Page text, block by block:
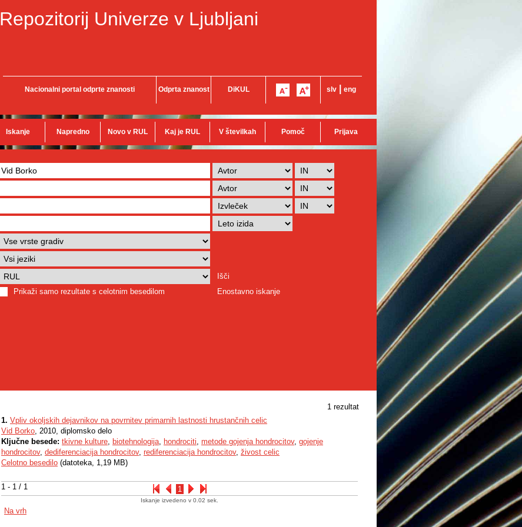
Repozitorij Univerze v Ljubljani
Nacionalni portal odprte znanosti Odprta znanost DiKUL slv eng
Iskanje Napredno Novo v RUL Kaj je RUL V številkah Pomoč Prijava
Išči
Prikaži samo rezultate s celotnim besedilom
Enostavno iskanje
1 rezultat
1 - 1 / 1 1
1. Vpliv okoljskih dejavnikov na povrnitev primarnih lastnosti hrustančnih celic
Vid Borko, 2010, diplomsko delo
Ključne besede: tkivne kulture, biotehnologija, hondrociti, metode gojenja hondrocitov, gojenje
hondrocitov, dediferenciacija hondrocitov, rediferenciacija hondrocitov, živost celic
Celotno besedilo (datoteka, 1,19 MB)
Iskanje izvedeno v 0.02 sek.
Na vrh